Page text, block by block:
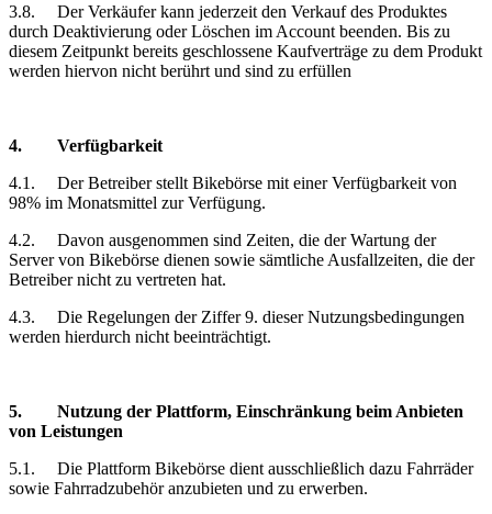
3.8.
Der Verkäufer kann jederzeit den Verkauf des Produktes
durch Deaktivierung oder Löschen im Account beenden. Bis zu
diesem Zeitpunkt bereits geschlossene Kaufverträge zu dem Produkt
werden hiervon nicht berührt und sind zu erfüllen
4.
Verfügbarkeit
4.1.
Der Betreiber stellt Bikebörse mit einer Verfügbarkeit von
98% im Monatsmittel zur Verfügung.
4.2.
Davon ausgenommen sind Zeiten, die der Wartung der
Server von Bikebörse dienen sowie sämtliche Ausfallzeiten, die der
Betreiber nicht zu vertreten hat.
4.3.
Die Regelungen der Ziffer 9. dieser Nutzungsbedingungen
werden hierdurch nicht beeinträchtigt.
5. Nutzung der Plattform, Einschränkung beim Anbieten
von Leistungen
5.1.
Die Plattform Bikebörse dient ausschließlich dazu Fahrräder
sowie Fahrradzubehör anzubieten und zu erwerben.